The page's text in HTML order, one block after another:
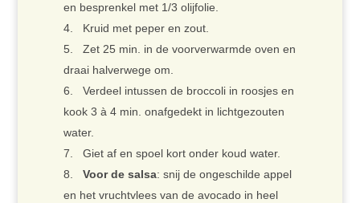
en besprenkel met 1/3 olijfolie.
Kruid met peper en zout.
Zet 25 min. in de voorverwarmde oven en
draai halverwege om.
Verdeel intussen de broccoli in roosjes en
kook 3 à 4 min. onafgedekt in lichtgezouten
water.
Giet af en spoel kort onder koud water.
Voor de salsa: snij de ongeschilde appel
en het vruchtvlees van de avocado in heel